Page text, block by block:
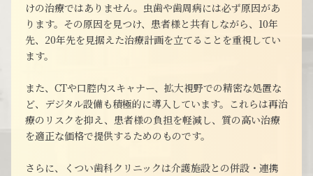
けの治療ではありません。虫歯や歯周病には必ず原因があ
ります。その原因を見つけ、患者様と共有しながら、10年
先、20年先を見据えた治療計画を立てることを重視してい
ます。
また、CTや口腔内スキャナー、拡大視野での精密な処置な
ど、デジタル設備も積極的に導入しています。これらは再治
療のリスクを抑え、患者様の負担を軽減し、質の高い治療
を適正な価格で提供するためのものです。
さらに、くつい歯科クリニックは介護施設との併設・連携